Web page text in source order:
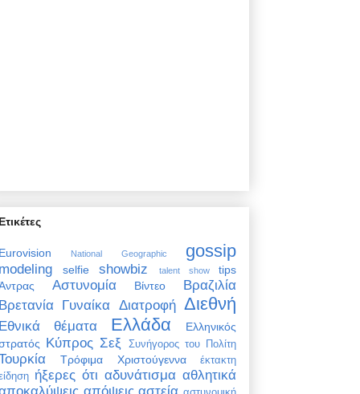
Ετικέτες
Eurovision National Geographic gossip
modeling selfie showbiz talent show
tips
Αστυνομία Βίντεο
Βραζιλία
Βρετανία Γυναίκα Διατροφή Διεθνή
Εθνικά θέματα Ελλάδα
Ελληνικός
Κύπρος Σεξ Συνήγορος του Πολίτη
Τρόφιμα Χριστούγεννα
έκτακτη
ήξερες ότι αδυνάτισμα αθλητικά